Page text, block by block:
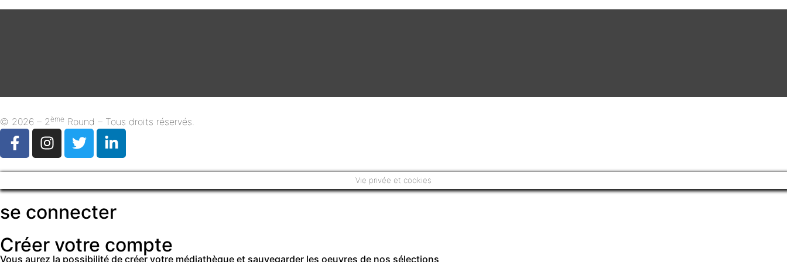
© 2026 – 2ème Round – Tous droits réservés.
Vie privée et cookies
se connecter
Créer votre compte
Vous aurez la possibilité de créer votre médiathèque et sauvegarder les oeuvres de nos sélections